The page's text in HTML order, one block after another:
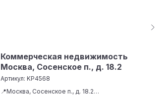
Коммерческая недвижимость
Москва, Сосенское п., д. 18.2
Артикул: KP4568
📍Москва, Сосенское п., д. 18.2